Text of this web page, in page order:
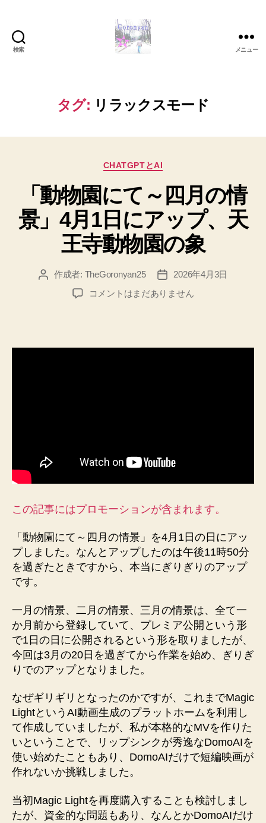
検索
マ
イ
ド
音
と
日
常
の
こ
と
メニュー
タグ: リラックスモード
カ
ゴ
リ
ー
CHATGPTとAI
「動物園にて～四月の情
景」4月1日にアップ、天
王寺動物園の象
投 作成者: TheGoronyan25
投
稿
日
2026年4月3日
「動
て
1
ッ
天
王
寺
園
の
象
へ
の
コメントはまだありません
この記事にはプロモーションが含まれます。
「動物園にて～四月の情景」を4月1日の日にアッ
プしました。なんとアップしたのは午後11時50分
を過ぎたときですから、本当にぎりぎりのアップ
です。
一月の情景、二月の情景、三月の情景は、全て一
か月前から登録していて、プレミア公開という形
で1日の日に公開されるという形を取りましたが、
今回は3月の20日を過ぎてから作業を始め、ぎりぎ
りでのアップとなりました。
なぜギリギリとなったのかですが、これまでMagic
LightというAI動画生成のプラットホームを利用し
て作成していましたが、私が本格的なMVを作りた
いということで、リップシンクが秀逸なDomoAIを
使い始めたこともあり、DomoAIだけで短編映画が
作れないか挑戦しました。
当初Magic Lightを再度購入することも検討しまし
たが、資金的な問題もあり、なんとかDomoAIだけ